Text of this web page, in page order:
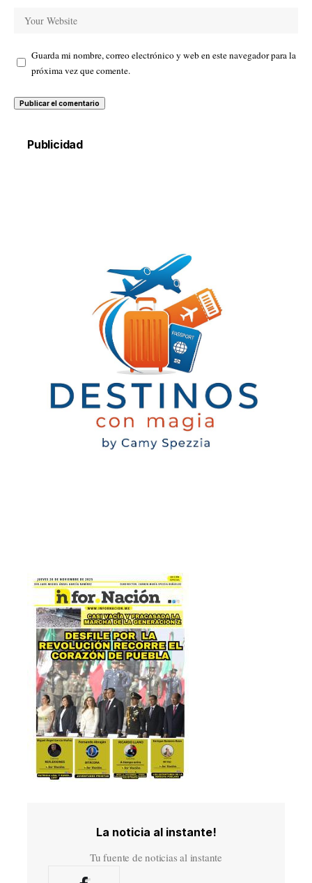
Guarda mi nombre, correo electrónico y web en este navegador para la
próxima vez que comente.
Publicidad
La noticia al instante!
Tu fuente de noticias al instante